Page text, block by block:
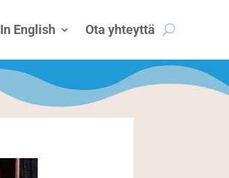
In English Ota yhteyttä